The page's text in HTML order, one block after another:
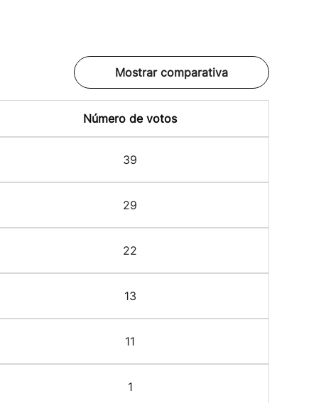
Mostrar comparativa
Número de votos
39
29
22
13
11
1